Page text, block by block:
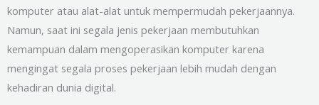
komputer atau alat-alat untuk mempermudah pekerjaannya.
Namun, saat ini segala jenis pekerjaan membutuhkan
kemampuan dalam mengoperasikan komputer karena
mengingat segala proses pekerjaan lebih mudah dengan
kehadiran dunia digital.